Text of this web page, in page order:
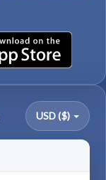
USD ($)